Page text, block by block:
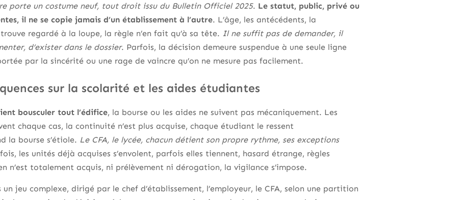
porte un costume neuf, tout droit issu du Bulletin Officiel 2025. Le statut, public, privé ou
il ne se copie jamais d’un établissement à l’autre. L’âge, les antécédents, la
regardé à la loupe, la règle n’en fait qu’à sa tête. Il ne suffit pas de demander, il
d’exister dans le dossier. Parfois, la décision demeure suspendue à une seule ligne
par la sincérité ou une rage de vaincre qu’on ne mesure pas facilement.
sur la scolarité et les aides étudiantes
bousculer tout l’édifice, la bourse ou les aides ne suivent pas mécaniquement. Les
chaque cas, la continuité n’est plus acquise, chaque étudiant le ressent
la bourse s’étiole. Le CFA, le lycée, chacun détient son propre rythme, ses exceptions
les unités déjà acquises s’envolent, parfois elles tiennent, hasard étrange, règles
n’est totalement acquis, ni prélèvement ni dérogation, la vigilance s’impose.
jeu complexe, dirigé par le chef d’établissement, l’employeur, le CFA, selon une partition